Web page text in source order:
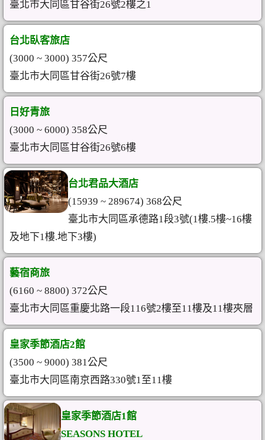
臺北市大同區甘谷街26號2樓之1
台北臥客旅店
(3000 ~ 3000) 357公尺
臺北市大同區甘谷街26號7樓
日好青旅
(3000 ~ 6000) 358公尺
臺北市大同區甘谷街26號6樓
台北君品大酒店
(15939 ~ 289674) 368公尺
臺北市大同區承德路1段3號(1樓.5樓~16樓
及地下1樓.地下3樓)
藝宿商旅
(6160 ~ 8800) 372公尺
臺北市大同區重慶北路一段116號2樓至11樓及11樓夾層
皇家季節酒店2館
(3500 ~ 9000) 381公尺
臺北市大同區南京西路330號1至11樓
皇家季節酒店1館
SEASONS HOTEL